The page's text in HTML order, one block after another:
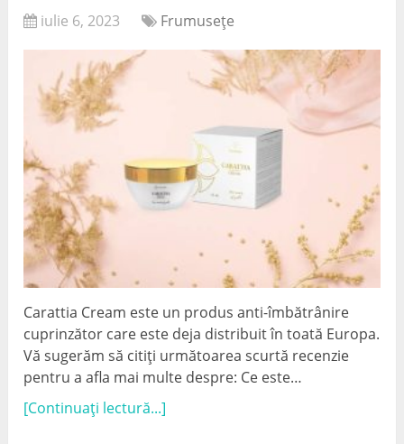
iulie 6, 2023 Frumuseţe
Carattia Cream este un produs anti-îmbătrânire
cuprinzător care este deja distribuit în toată Europa.
Vă sugerăm să citiți următoarea scurtă recenzie
pentru a afla mai multe despre: Ce este…
[Continuați lectură...]